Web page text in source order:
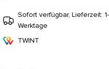
Sofort verfügbar, Lieferzeit:
Werktage
TWINT